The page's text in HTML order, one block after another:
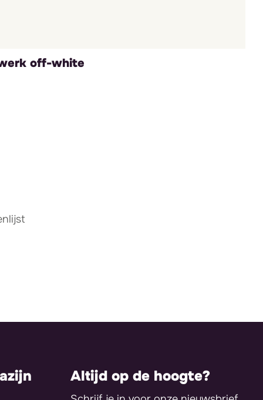
off-white
Altijd op de hoogte?